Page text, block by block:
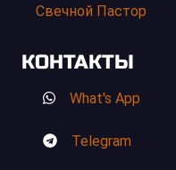
Свечной Пастор
КОНТАКТЫ
What's App
Telegram